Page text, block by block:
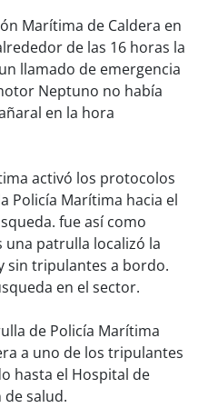
Marítima de Caldera en
de las 16 horas la
llamado de emergencia
Neptuno no había
en la hora
activó los protocolos
Policía Marítima hacia el
fue así como
una patrulla localizó la
sin tripulantes a bordo.
en el sector.
de Policía Marítima
a uno de los tripulantes
hasta el Hospital de
de salud.